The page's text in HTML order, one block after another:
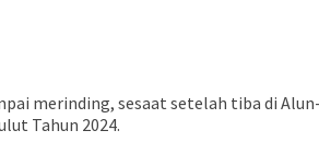
merinding, sesaat setelah tiba di
Tahun 2024.